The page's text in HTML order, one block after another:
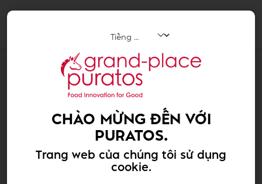
CÔNG THỨC
WHOOPIE CÀ PHÊ SỮA
CHÀO MỪNG ĐẾN VỚI
PURATOS.
Trang web của chúng tôi sử dụng
cookie.